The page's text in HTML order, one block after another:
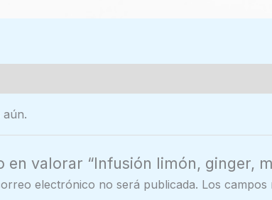
en valorar “Infusión limón, ginger,
electrónico no será publicada. Los campos